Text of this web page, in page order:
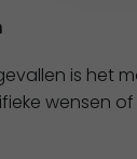
is het
wensen